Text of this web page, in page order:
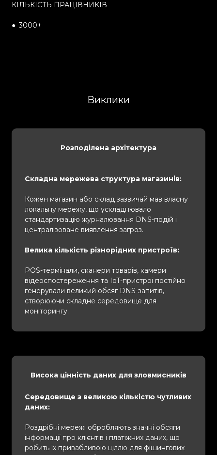
КІЛЬКІСТЬ ПРАЦІВНИКІВ
●3000+
Виклики
Розподілена архітектура
Складна мережева структура магазинів:
Кожен магазин або склад зазвичай мав власну
локальну мережу, що ускладнювало
стандартизацію журналювання DNS-подій і
централізоване виявлення загроз.
Велика кількість різнорідних пристроїв:
POS-термінали, сканери товарів, камери
відеоспостереження та IoT-пристрої постійно
генерували великий обсяг DNS-запитів,
створюючи складне середовище для
моніторингу.
Висока цінність даних для зловмисників
Середовище з великою кількістю чутливих
даних:
Роздрібні мережі обробляють значні обсяги
інформації про клієнтів і платіжних даних, що
робить їх привабливою ціллю для фішингових